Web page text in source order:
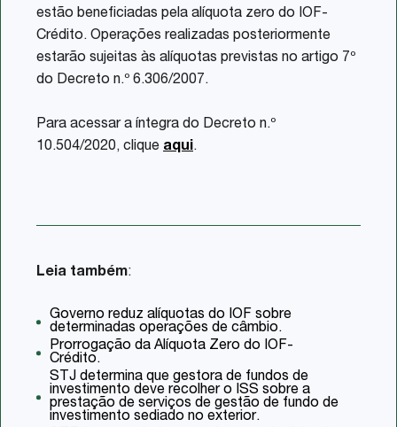
estão beneficiadas pela alíquota zero do IOF-
Crédito. Operações realizadas posteriormente
estarão sujeitas às alíquotas previstas no artigo 7º
do Decreto n.º 6.306/2007.
Para acessar a íntegra do Decreto n.º
10.504/2020, clique aqui.
Leia também:
Governo reduz alíquotas do IOF sobre
determinadas operações de câmbio.
Prorrogação da Alíquota Zero do IOF-
Crédito.
STJ determina que gestora de fundos de
investimento deve recolher o ISS sobre a
prestação de serviços de gestão de fundo de
investimento sediado no exterior.